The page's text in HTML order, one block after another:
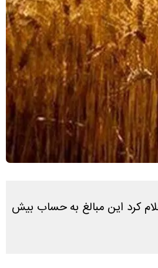
خرید تضمینی حدود ۲.۷ میلیون تن گندم خبر داد و اعلام کرد این مبالغ به حساب بیش